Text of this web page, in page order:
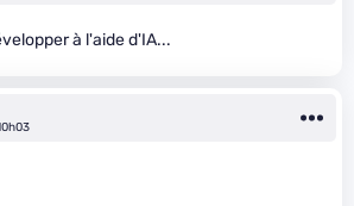
à l'aide d'IA...